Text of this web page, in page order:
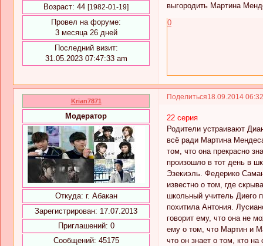
Возраст: 44 [1982-01-19]
Провел на форуме:
3 месяца 26 дней
Последний визит:
31.05.2023 07:47:33 am
выгородить Мартина
0
Поделиться18.09.2014
Krian7871
Модератор
Откуда: г. Абакан
Зарегистрирован: 17.07.2013
Приглашений: 0
Сообщений: 45175
22 серия
Родители устраивают
всё ради Мартина
том, что она прекрасно
произошло в тот день в
Эзекиэль. Федерико
известно о том, где
школьный учитель Диего
похитила Антония.
говорит ему, что она не
ему о том, что Мартин и
что он знает о том, кто